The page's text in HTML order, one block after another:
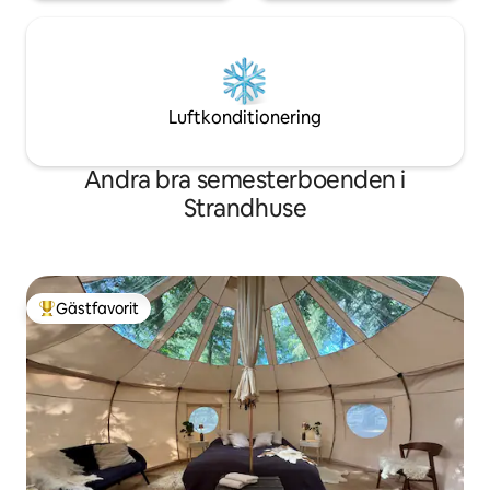
Luftkonditionering
Andra bra semesterboenden i
Strandhuse
Populär gästfavorit
Gästfavorit